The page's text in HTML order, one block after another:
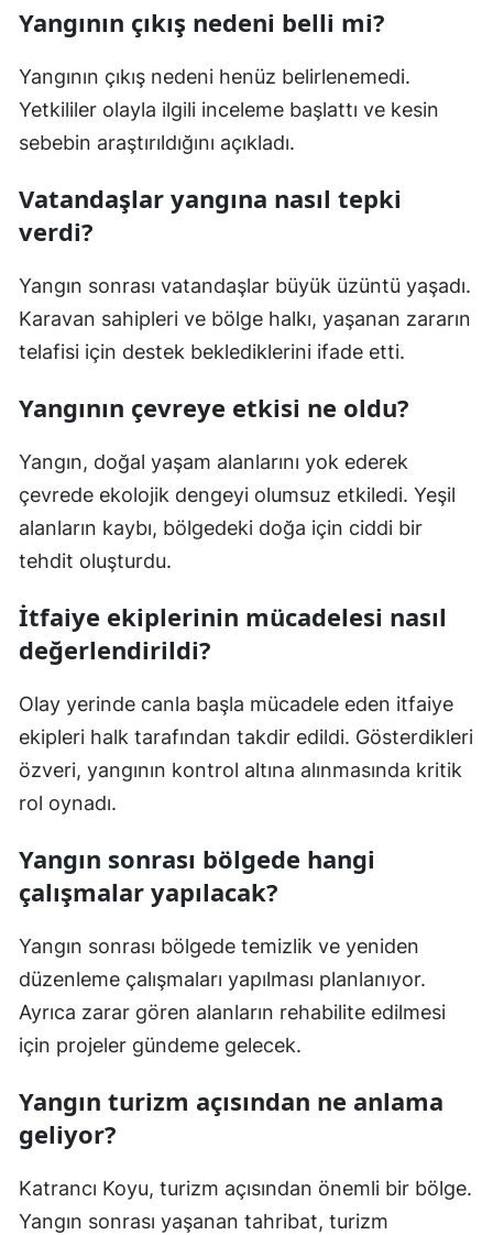
Yangının çıkış nedeni belli mi?
Yangının çıkış nedeni henüz belirlenemedi.
Yetkililer olayla ilgili inceleme başlattı ve kesin
sebebin araştırıldığını açıkladı.
Vatandaşlar yangına nasıl tepki
verdi?
Yangın sonrası vatandaşlar büyük üzüntü yaşadı.
Karavan sahipleri ve bölge halkı, yaşanan zararın
telafisi için destek beklediklerini ifade etti.
Yangının çevreye etkisi ne oldu?
Yangın, doğal yaşam alanlarını yok ederek
çevrede ekolojik dengeyi olumsuz etkiledi. Yeşil
alanların kaybı, bölgedeki doğa için ciddi bir
tehdit oluşturdu.
İtfaiye ekiplerinin mücadelesi nasıl
değerlendirildi?
Olay yerinde canla başla mücadele eden itfaiye
ekipleri halk tarafından takdir edildi. Gösterdikleri
özveri, yangının kontrol altına alınmasında kritik
rol oynadı.
Yangın sonrası bölgede hangi
çalışmalar yapılacak?
Yangın sonrası bölgede temizlik ve yeniden
düzenleme çalışmaları yapılması planlanıyor.
Ayrıca zarar gören alanların rehabilite edilmesi
için projeler gündeme gelecek.
Yangın turizm açısından ne anlama
geliyor?
Katrancı Koyu, turizm açısından önemli bir bölge.
Yangın sonrası yaşanan tahribat, turizm